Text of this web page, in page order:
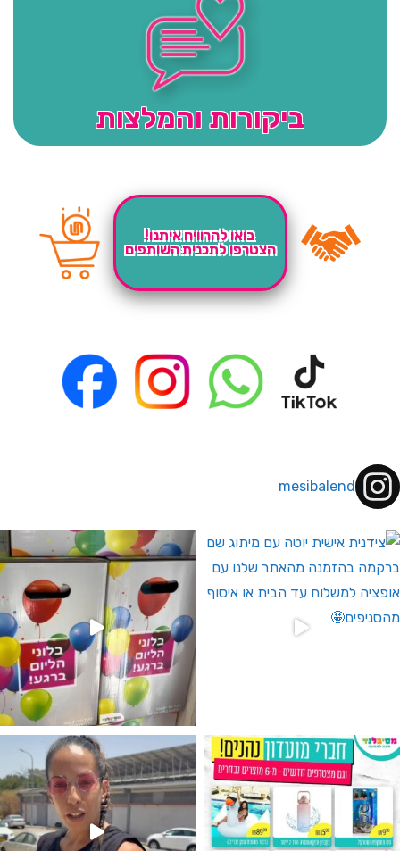
ביקורות והמלצות
בואו להרוויח איתנו!
הצטרפו לתכנית השותפים
mesibalend
לחברי מועדון ומצטרפים חדשים🤍
מין העובר רק במסיבלנד !! קיים